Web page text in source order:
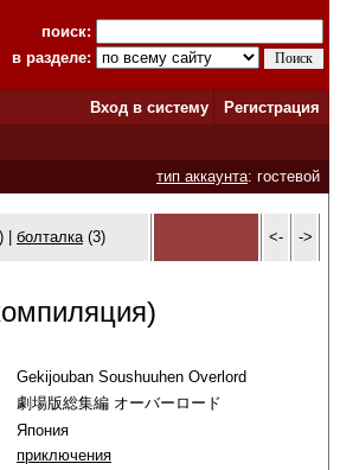
поиск:
в разделе:
Вход в систему Регистрация
тип аккаунта: гостевой
| болталка(3) <- ->
Gekijouban Soushuuhen Overlord
劇場版総集編 オーバーロード
Япония
приключения